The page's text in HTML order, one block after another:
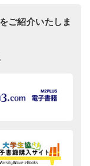
ご紹介いたしま